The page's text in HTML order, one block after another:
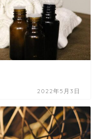
2022年5月3日